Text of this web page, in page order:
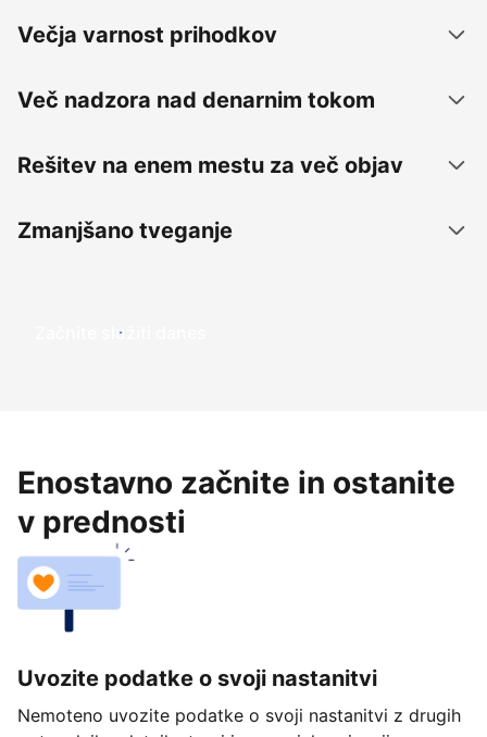
Večja varnost prihodkov
Več nadzora nad denarnim tokom
Rešitev na enem mestu za več objav
Zmanjšano tveganje
Začnite služiti danes
Enostavno začnite in ostanite
v prednosti
Uvozite podatke o svoji nastanitvi
Nemoteno uvozite podatke o svoji nastanitvi z drugih